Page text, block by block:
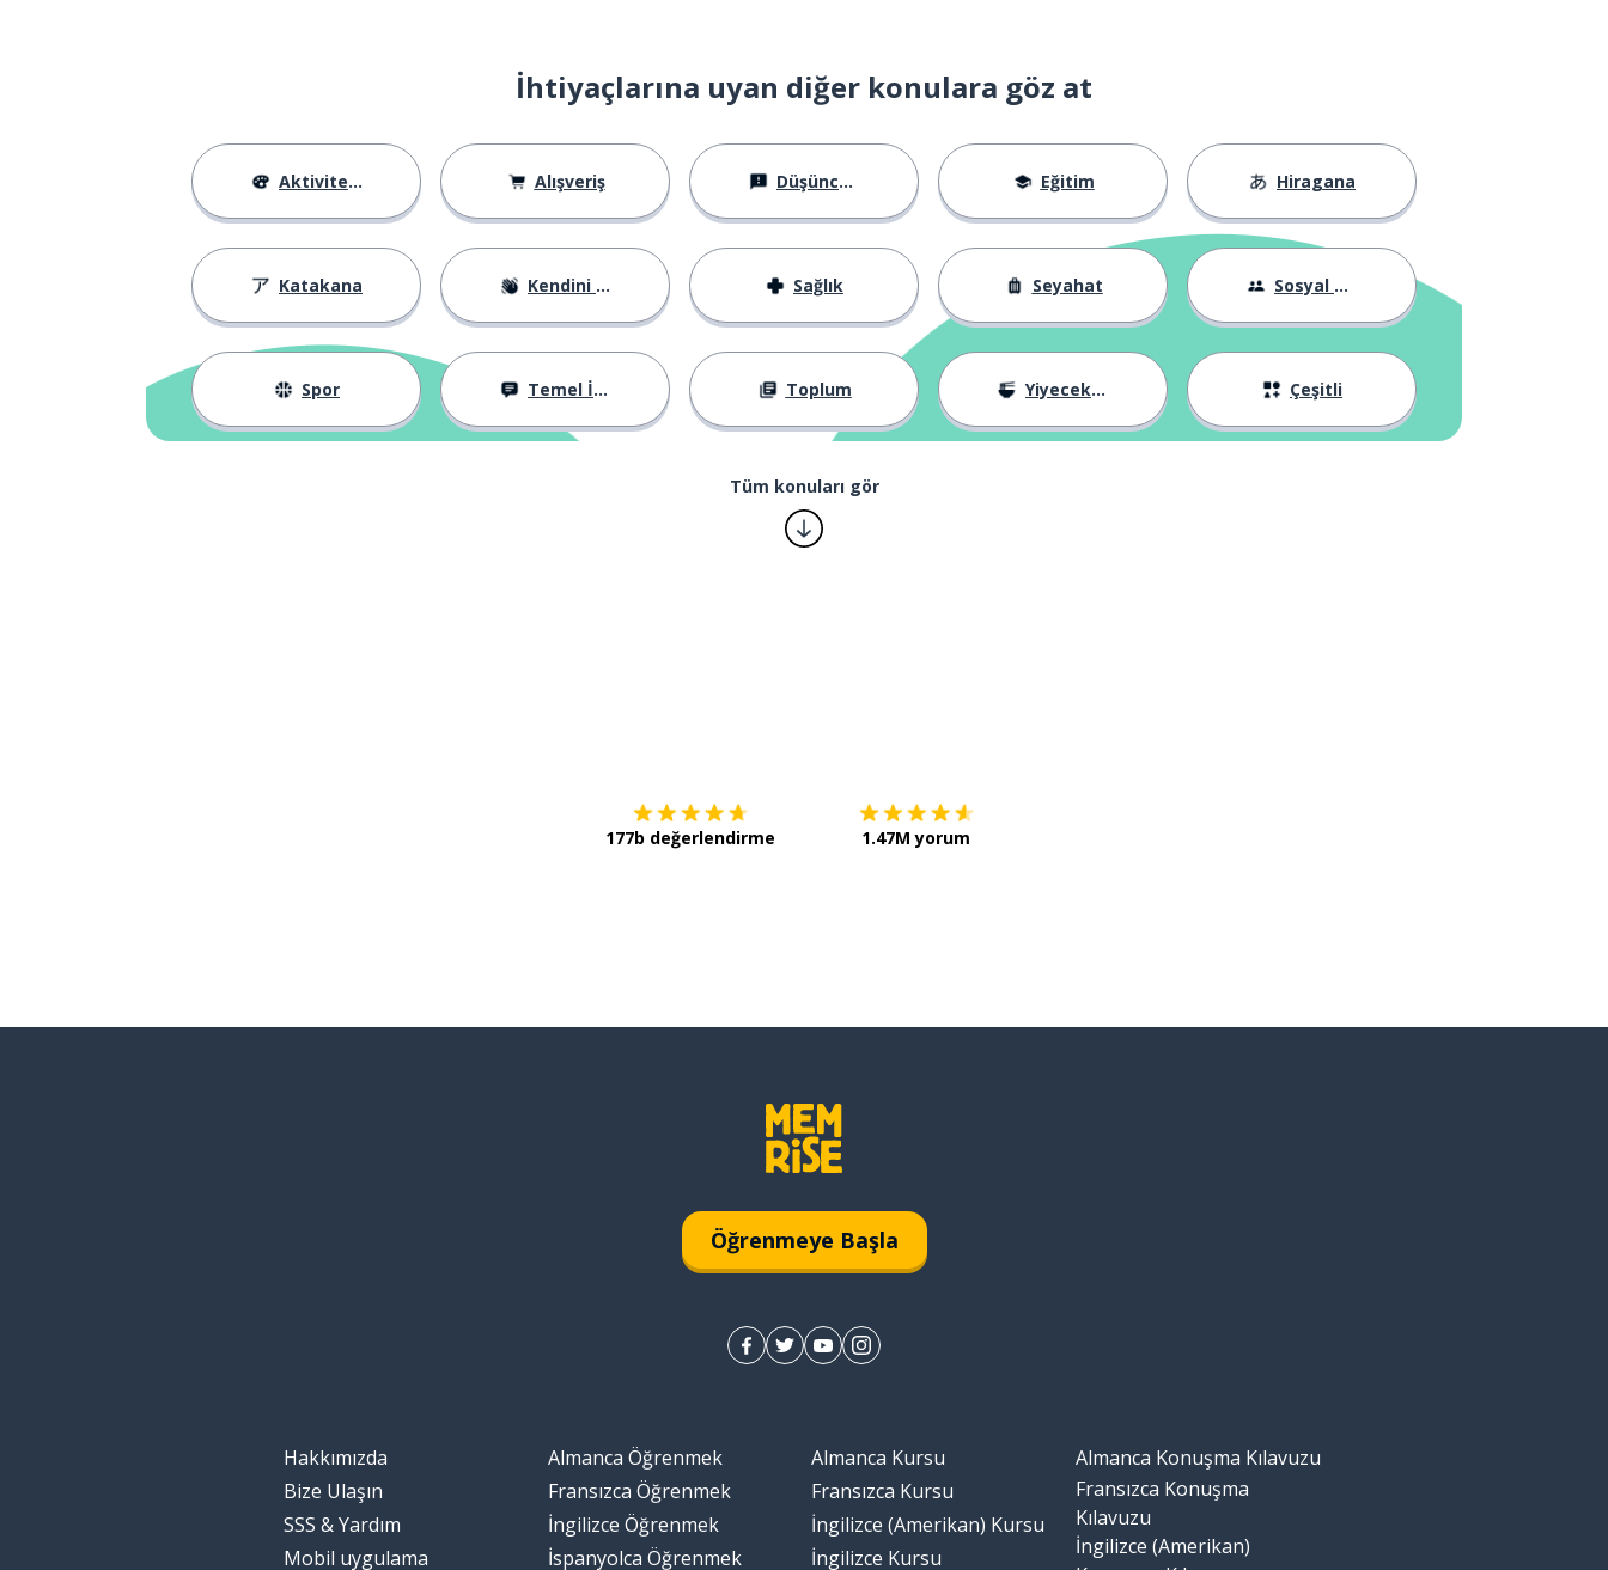
İhtiyaçlarına uyan diğer konulara göz at
Aktiviteler Alışveriş Düşünceler Eğitim Hiragana
Katakana Kendini Tanıtma Sağlık Seyahat Sosyal Hayat
Spor Temel İfadeler Toplum Yiyecekler Çeşitli
Tüm konuları gör
177b değerlendirme 1.47M yorum
Öğrenmeye Başla
Hakkımızda
Bize Ulaşın
SSS & Yardım
Mobil uygulama
Almanca Öğrenmek
Fransızca Öğrenmek
İngilizce Öğrenmek
İspanyolca Öğrenmek
Almanca Kursu
Fransızca Kursu
İngilizce (Amerikan) Kursu
İngilizce Kursu
Almanca Konuşma Kılavuzu
Fransızca Konuşma
Kılavuzu
İngilizce (Amerikan)